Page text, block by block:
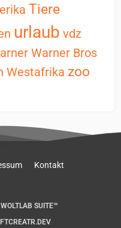
Tiere
urlaub vdz
Warner Bros
Westafrika zoo
Kontakt
WOLTLAB SUITE™